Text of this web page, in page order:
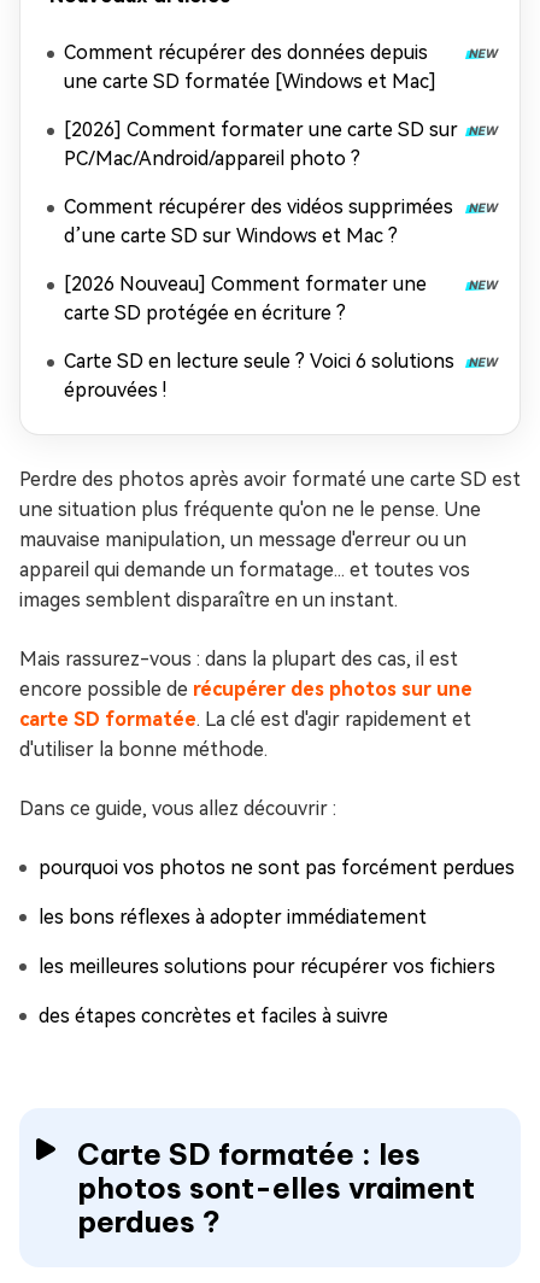
Comment récupérer des données depuis
une carte SD formatée [Windows et Mac]
[2026] Comment formater une carte SD sur
PC/Mac/Android/appareil photo ?
Comment récupérer des vidéos supprimées
d’une carte SD sur Windows et Mac ?
[2026 Nouveau] Comment formater une
carte SD protégée en écriture ?
Carte SD en lecture seule ? Voici 6 solutions
éprouvées !
Perdre des photos après avoir formaté une carte SD est
une situation plus fréquente qu'on ne le pense. Une
mauvaise manipulation, un message d'erreur ou un
appareil qui demande un formatage... et toutes vos
images semblent disparaître en un instant.
Mais rassurez-vous : dans la plupart des cas, il est
encore possible de récupérer des photos sur une
carte SD formatée. La clé est d'agir rapidement et
d'utiliser la bonne méthode.
Dans ce guide, vous allez découvrir :
pourquoi vos photos ne sont pas forcément perdues
les bons réflexes à adopter immédiatement
les meilleures solutions pour récupérer vos fichiers
des étapes concrètes et faciles à suivre
Carte SD formatée : les
photos sont-elles vraiment
perdues ?